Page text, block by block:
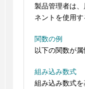
製品管理者は
ネントを使用す
関数の例
以下の関数が属
組み込み数式
組み込み数式